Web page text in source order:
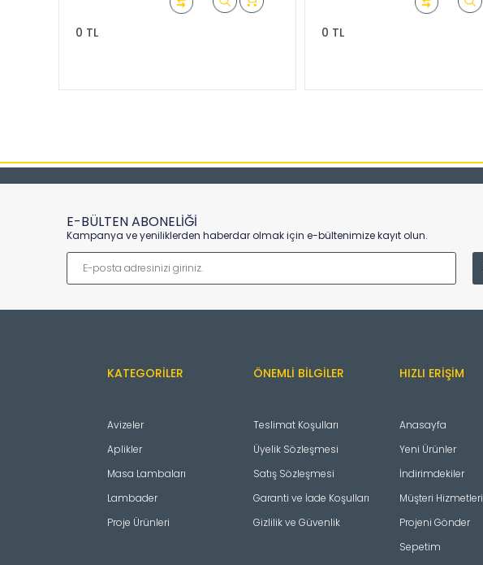
0 TL 0 TL
E-BÜLTEN ABONELİĞİ
Kampanya ve yeniliklerden haberdar olmak için e-bültenimize kayıt olun.
KATEGORILER
Avizeler
Aplikler
Masa Lambaları
Lambader
Proje Ürünleri
ÖNEMLI BILGILER
Teslimat Koşulları
Üyelik Sözleşmesi
Satış Sözleşmesi
Garanti ve İade Koşulları
Gizlilik ve Güvenlik
HIZLI ERIŞIM
Anasayfa
Yeni Ürünler
İndirimdekiler
Müşteri Hizmetleri
Projeni Gönder
Sepetim